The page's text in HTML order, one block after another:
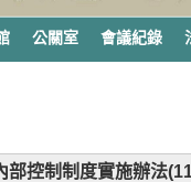
公關室 會議紀錄
部控制制度實施辦法